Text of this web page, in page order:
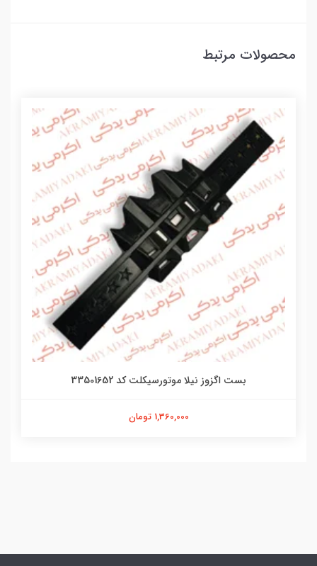
محصولات مرتبط
بست اگزوز نیلا موتورسیکلت کد 33501652
1,360,000 تومان